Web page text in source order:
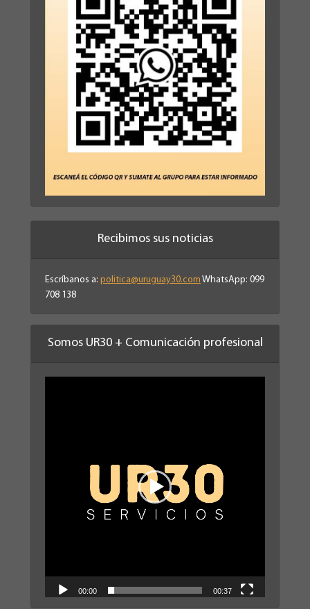
Recibimos sus noticias
Escríbanos a: politica@uruguay30.com WhatsApp: 099
708 138
Somos UR30 + Comunicación profesional
00:00 00:37